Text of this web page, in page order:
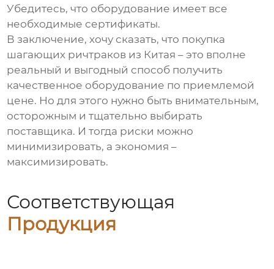
Убедитесь, что оборудование имеет все
необходимые сертификаты.
В заключение, хочу сказать, что покупка
шагающих ричтраков из Китая – это вполне
реальный и выгодный способ получить
качественное оборудование по приемлемой
цене. Но для этого нужно быть внимательным,
осторожным и тщательно выбирать
поставщика. И тогда риски можно
минимизировать, а экономия –
максимизировать.
Соответствующая
Продукция